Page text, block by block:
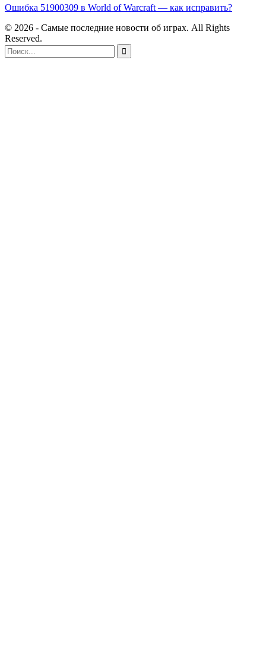
Ошибка 51900309 в World of Warcraft — как исправить?
© 2026 - Самые последние новости об играх. All Rights
Reserved.